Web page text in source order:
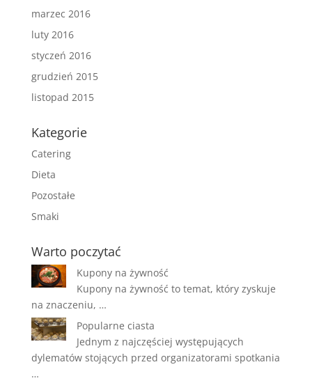
marzec 2016
luty 2016
styczeń 2016
grudzień 2015
listopad 2015
Kategorie
Catering
Dieta
Pozostałe
Smaki
Warto poczytać
Kupony na żywność
Kupony na żywność to temat, który zyskuje
na znaczeniu, …
Popularne ciasta
Jednym z najczęściej występujących
dylematów stojących przed organizatorami spotkania
…